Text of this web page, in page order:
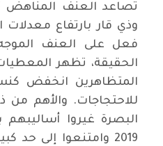
تصاعد العنف المناهض
وذي قار بارتفاع معدلات
فعل على العنف
الحقيقة، تظهر
المتظاهرين انخفض
للاحتجاجات. والأهم من
البصرة غيروا
2019 وامتنعوا إلى